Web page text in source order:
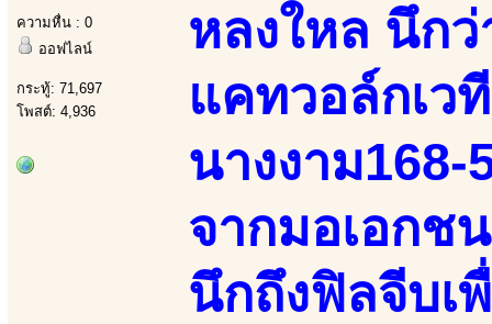
ความหื่น : 0
ออฟไลน์
กระทู้: 71,697
โพสต์: 4,936
หลงใหล นึก
แคทวอล์กเว
นางงาม168-
จากมอเอกช
นึกถึงฟิลจีบเ